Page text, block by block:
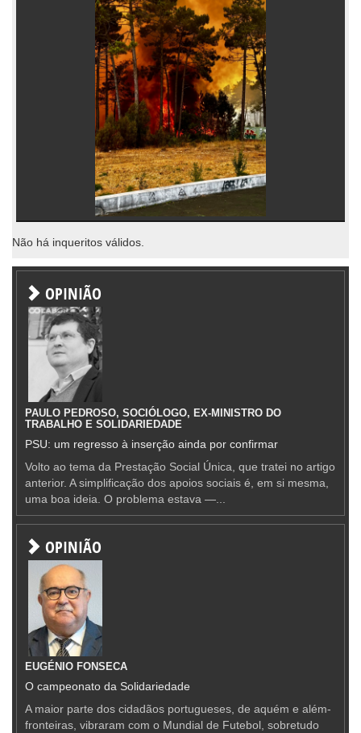
Não há inqueritos válidos.
OPINIÃO
PAULO PEDROSO, SOCIÓLOGO, EX-MINISTRO DO
TRABALHO E SOLIDARIEDADE
PSU: um regresso à inserção ainda por confirmar
Volto ao tema da Prestação Social Única, que tratei no artigo
anterior. A simplificação dos apoios sociais é, em si mesma,
uma boa ideia. O problema estava —...
OPINIÃO
EUGÉNIO FONSECA
O campeonato da Solidariedade
A maior parte dos cidadãos portugueses, de aquém e além-
fronteiras, vibraram com o Mundial de Futebol, sobretudo